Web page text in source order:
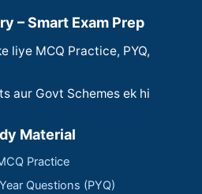
– Smart Exam Prep
liye MCQ Practice, PYQ,
aur Govt Schemes ek hi
Material
Practice
Questions (PYQ)